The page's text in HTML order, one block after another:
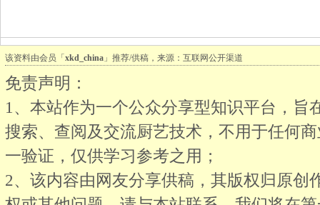
该资料由会员「 xkd_china 」推荐/供稿，来源：互联网公开渠道
免责声明：
1、本站作为一个公众分享型知识平台，旨
搜索、查阅及交流厨艺技术，不用于任何
一验证，仅供学习参考之用；
2、该内容由网友分享供稿，其版权归原创